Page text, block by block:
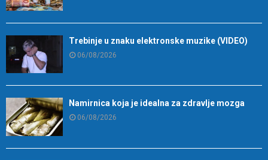
Trebinje u znaku elektronske muzike (VIDEO)
06/08/2026
Namirnica koja je idealna za zdravlje mozga
06/08/2026